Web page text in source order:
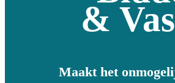
&
Maakt het